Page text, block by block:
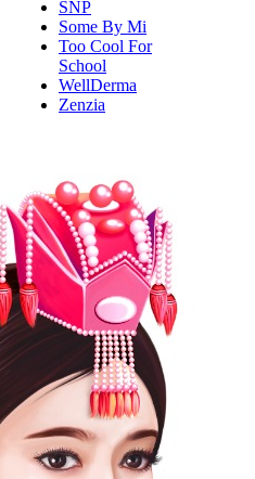
SNP
Some By Mi
Too Cool For
School
WellDerma
Zenzia